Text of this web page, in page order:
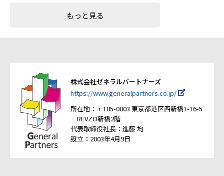
もっと見る
株式会社ゼネラルパートナーズ
https://www.generalpartners.co.jp/
所在地：〒105-0003 東京都港区西新橋1-16-5
REVZO新橋2階
代表取締役社長：進藤 均
設立：2003年4月9日